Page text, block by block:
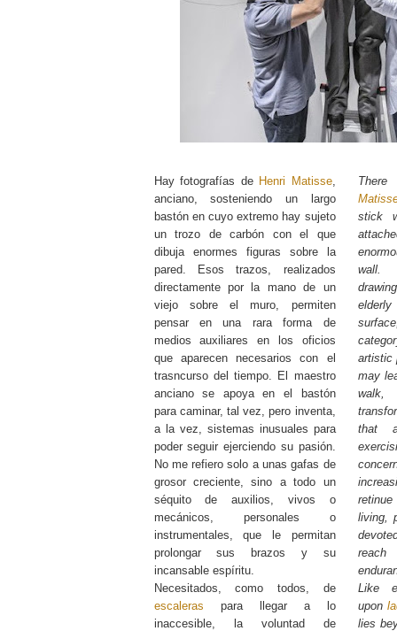
Hay fotografías de Henri Matisse,
anciano, sosteniendo un largo
bastón en cuyo extremo hay sujeto
un trozo de carbón con el que
dibuja enormes figuras sobre la
pared. Esos trazos, realizados
directamente por la mano de un
viejo sobre el muro, permiten
pensar en una rara forma de
medios auxiliares en los oficios
que aparecen necesarios con el
trasncurso del tiempo. El maestro
anciano se apoya en el bastón
para caminar, tal vez, pero inventa,
a la vez, sistemas inusuales para
poder seguir ejerciendo su pasión.
No me refiero solo a unas gafas de
grosor creciente, sino a todo un
séquito de auxilios, vivos o
mecánicos, personales o
instrumentales, que le permitan
prolongar sus brazos y su
incansable espíritu.
Necesitados, como todos, de
escaleras para llegar a lo
inaccesible, la voluntad de
stick
wall.
artistic
may
walk,
that
living,
Like
upon
lies